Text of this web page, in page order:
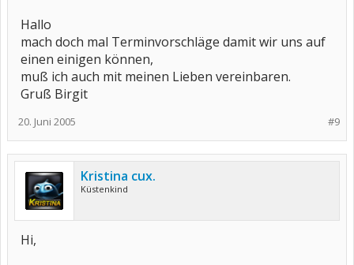
Hallo
mach doch mal Terminvorschläge damit wir uns auf
einen einigen können,
muß ich auch mit meinen Lieben vereinbaren.
Gruß Birgit
#9
20. Juni 2005
Kristina cux.
Küstenkind
Hi,